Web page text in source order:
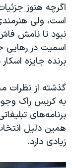
اگرچه هنوز
است، ولی
نبود تا نامش
اسمیت در رهایی
برنده جایزه
گذشته از نظرات
به کریس راک
برنامه‌های
همین دلیل
زیادی دارد.